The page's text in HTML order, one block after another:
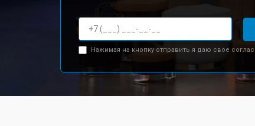
Нажимая на кнопку отправить я даю свое